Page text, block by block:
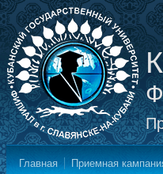
Главная Приемная